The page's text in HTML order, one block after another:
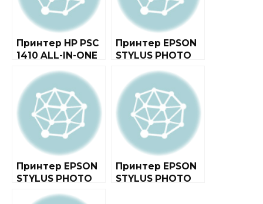
Принтер HP PSC
1410 ALL-IN-ONE
Принтер EPSON
STYLUS PHOTO
Принтер EPSON
STYLUS PHOTO
Принтер EPSON
STYLUS PHOTO